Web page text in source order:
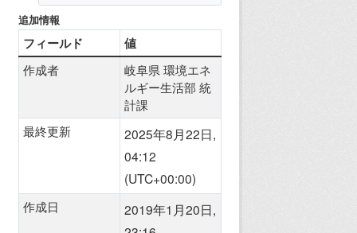
追加情報
フィールド 値
作成者
岐阜県 環境エネ
ルギー生活部 統
計課
最終更新
2025年8月22日,
04:12
(UTC+00:00)
作成日
2019年1月20日,